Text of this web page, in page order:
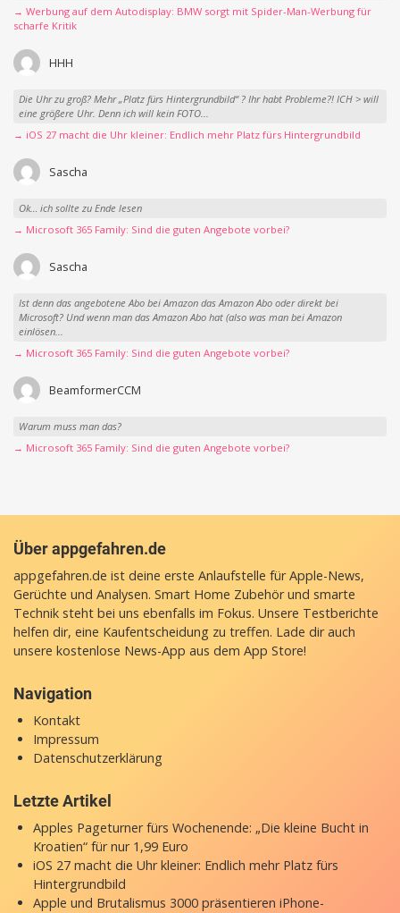
→ Werbung auf dem Autodisplay: BMW sorgt mit Spider-Man-Werbung für
scharfe Kritik
HHH
Die Uhr zu groß? Mehr „Platz fürs Hintergrundbild“ ? Ihr habt Probleme?! ICH > will
eine größere Uhr. Denn ich will kein FOTO...
→ iOS 27 macht die Uhr kleiner: Endlich mehr Platz fürs Hintergrundbild
Sascha
Ok… ich sollte zu Ende lesen
→ Microsoft 365 Family: Sind die guten Angebote vorbei?
Sascha
Ist denn das angebotene Abo bei Amazon das Amazon Abo oder direkt bei
Microsoft? Und wenn man das Amazon Abo hat (also was man bei Amazon
einlösen...
→ Microsoft 365 Family: Sind die guten Angebote vorbei?
BeamformerCCM
Warum muss man das?
→ Microsoft 365 Family: Sind die guten Angebote vorbei?
Über appgefahren.de
appgefahren.de ist deine erste Anlaufstelle für Apple-News,
Gerüchte und Analysen. Smart Home Zubehör und smarte
Technik steht bei uns ebenfalls im Fokus. Unsere Testberichte
helfen dir, eine Kaufentscheidung zu treffen. Lade dir auch
unsere kostenlose News-App aus dem App Store!
Navigation
Kontakt
Impressum
Datenschutzerklärung
Letzte Artikel
Apples Pageturner fürs Wochenende: „Die kleine Bucht in
Kroatien“ für nur 1,99 Euro
iOS 27 macht die Uhr kleiner: Endlich mehr Platz fürs
Hintergrundbild
Apple und Brutalismus 3000 präsentieren iPhone-